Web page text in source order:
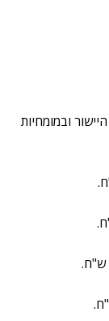
ובמומחיות